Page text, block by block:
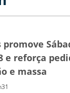
e reforça
e massa